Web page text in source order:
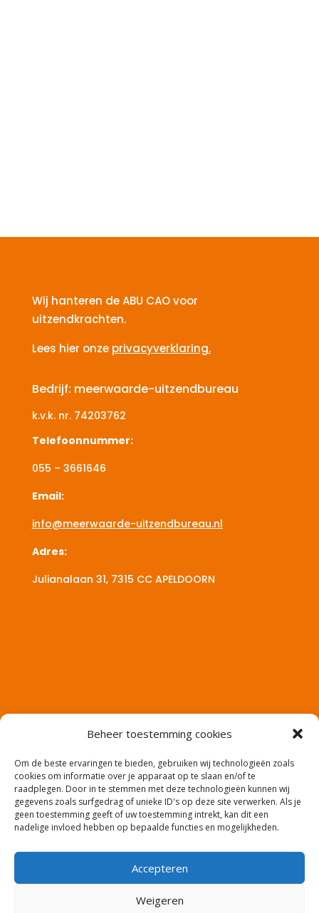
Beheer toestemming cookies
Om de beste ervaringen te bieden, gebruiken wij technologieën zoals
cookies om informatie over je apparaat op te slaan en/of te
raadplegen. Door in te stemmen met deze technologieën kunnen wij
gegevens zoals surfgedrag of unieke ID's op deze site verwerken. Als je
geen toestemming geeft of uw toestemming intrekt, kan dit een
nadelige invloed hebben op bepaalde functies en mogelijkheden.
Accepteren
Weigeren
Wij hanteren de ABU CAO voor
uitzendkrachten.
Lees hier onze privacyverklaring.
Bedrijf: meerwaarde-uitzendbureau
k.v.k. nr.74203762
Telefoonnummer:
055 – 3661646
Email:
info@meerwaarde-uitzendbureau.nl
Adres:
Julianalaan 31, 7315 CCAPELDOORN
Website en productie: Co2media.nl – Copyright:
meerwaarde-uitzendbureau